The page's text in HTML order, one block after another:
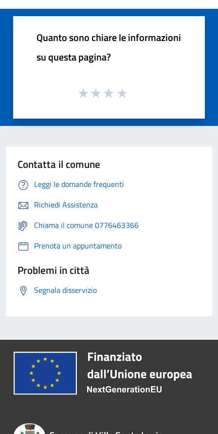
Quanto sono chiare le informazioni
su questa pagina?
Contatta il comune
Leggi le domande frequenti
Richiedi Assistenza
Chiama il comune 0776463366
Prenota un appuntamento
Problemi in città
Segnala disservizio